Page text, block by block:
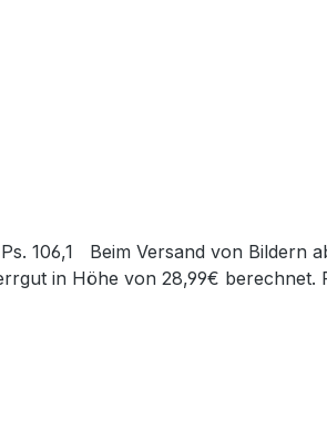
in Höhe von 28,99€ berechnet.